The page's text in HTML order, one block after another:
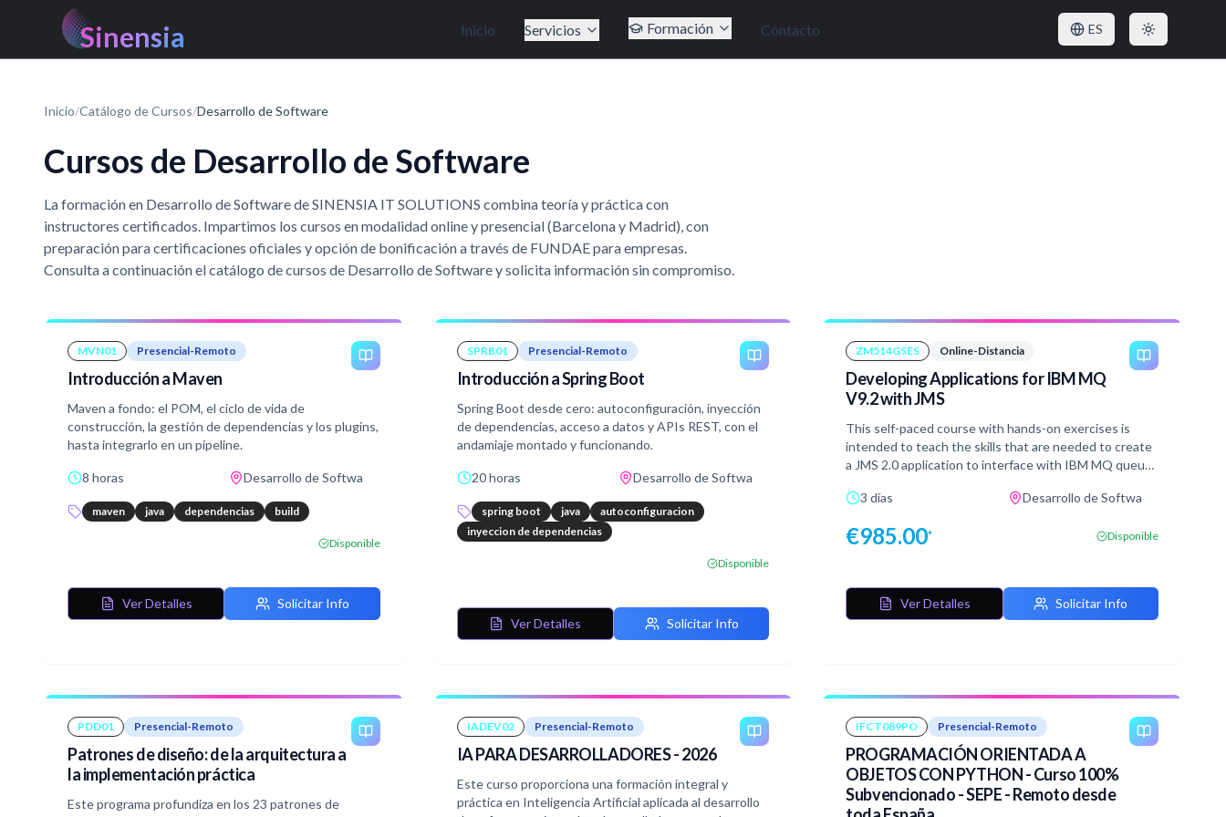
Sinensia Inicio Servicios Formación Contacto ES
Inicio/Catálogo de Cursos/Desarrollo de Software
Cursos de Desarrollo de Software
La formación en Desarrollo de Software de SINENSIA IT SOLUTIONS combina teoría y práctica con
instructores certificados. Impartimos los cursos en modalidad online y presencial (Barcelona y Madrid), con
preparación para certificaciones oficiales y opción de bonificación a través de FUNDAE para empresas.
Consulta a continuación el catálogo de cursos de Desarrollo de Software y solicita información sin compromiso.
MVN01 Presencial-Remoto
Introducción a Maven
Maven a fondo: el POM, el ciclo de vida de
construcción, la gestión de dependencias y los plugins,
hasta integrarlo en un pipeline.
8 horas Desarrollo de Softwa
maven java dependencias build
Disponible
Ver Detalles Solicitar Info
SPRB01 Presencial-Remoto
Introducción a Spring Boot
Spring Boot desde cero: autoconfiguración, inyección
de dependencias, acceso a datos y APIs REST, con el
andamiaje montado y funcionando.
20 horas Desarrollo de Softwa
spring boot java
autoconfiguracion
inyeccion de dependencias
Disponible
Ver Detalles Solicitar Info
ZM514GSES Online-Distancia
Developing Applications for IBM MQ
V9.2 with JMS
This self-paced course with hands-on exercises is
intended to teach the skills that are needed to create
a JMS 2.0 application to interface with IBM MQ queue
3 días
Desarrollo de Softwa
€985.00* Disponible
Ver Detalles Solicitar Info
PDD01 Presencial-Remoto
Patrones de diseño: de la arquitectura a
la implementación práctica
Este programa profundiza en los 23 patrones de
IADEV02 Presencial-Remoto
IA PARA DESARROLLADORES - 2026
Este curso proporciona una formación integral y
práctica en Inteligencia Artificial aplicada al desarrollo
IFCT089PO Presencial-Remoto
PROGRAMACIÓN ORIENTADA A
OBJETOS CON PYTHON - Curso 100%
Subvencionado - SEPE - Remoto desde